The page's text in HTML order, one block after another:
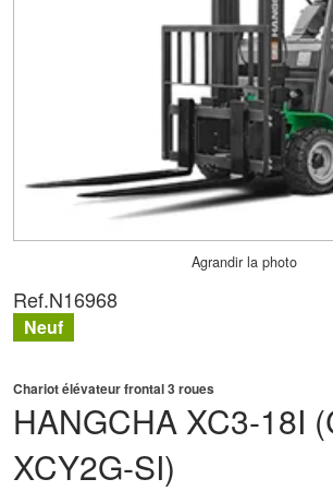
Agrandir la photo
HANGCHA XC3-18I
XCY2G-SI)
Chariot élévateur frontal 3 roues
Ref.N16968
Neuf